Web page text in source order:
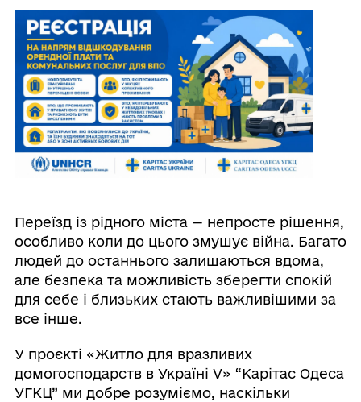
Переїзд із рідного міста — непросте рішення,
особливо коли до цього змушує війна. Багато
людей до останнього залишаються вдома,
але безпека та можливість зберегти спокій
для себе і близьких стають важливішими за
все інше.
У проєкті «Житло для вразливих
домогосподарств в Україні V» “Карітас Одеса
УГКЦ” ми добре розуміємо, наскільки